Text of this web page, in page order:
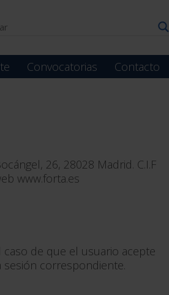
Convocatorias Contacto
26, 28028 Madrid. C.I.F
www.forta.es
de que el usuario acepte
sesión correspondiente.